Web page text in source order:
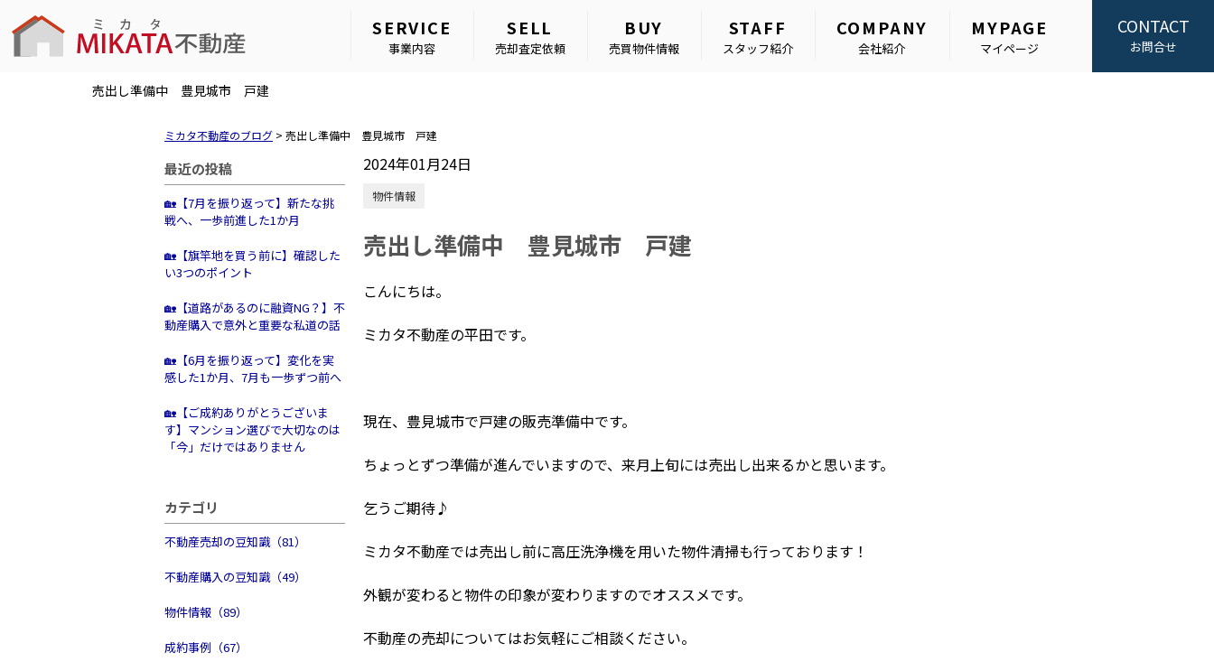
SERVICE
事業内容
SELL
売却査定依頼
BUY
売買物件情報
STAFF
スタッフ紹介
COMPANY
会社紹介
MYPAGE
マイページ
CONTACT
お問合せ
売出し準備中 豊見城市 戸建
ミカタ不動産のブログ > 売出し準備中 豊見城市 戸建
最近の投稿
🏡【7月を振り返って】新たな挑
戦へ、一歩前進した1か月
🏡【旗竿地を買う前に】確認した
い3つのポイント
🏡【道路があるのに融資NG？】不
動産購入で意外と重要な私道の話
🏡【6月を振り返って】変化を実
感した1か月、7月も一歩ずつ前へ
🏡【ご成約ありがとうございま
す】マンション選びで大切なのは
「今」だけではありません
カテゴリ
不動産売却の豆知識（81）
不動産購入の豆知識（49）
物件情報（89）
成約事例（67）
2024年01月24日
物件情報
売出し準備中 豊見城市 戸建
こんにちは。
ミカタ不動産の平田です。
現在、豊見城市で戸建の販売準備中です。
ちょっとずつ準備が進んでいますので、来月上旬には売出し出来るかと思います。
乞うご期待♪
ミカタ不動産では売出し前に高圧洗浄機を用いた物件清掃も行っております！
外観が変わると物件の印象が変わりますのでオススメです。
不動産の売却についてはお気軽にご相談ください。